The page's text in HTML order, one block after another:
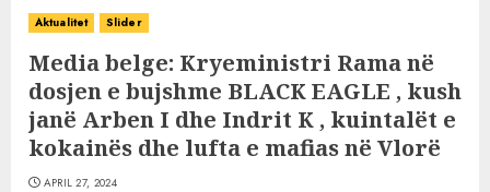
Aktualitet Slider
Media belge: Kryeministri Rama në
dosjen e bujshme BLACK EAGLE , kush
janë Arben I dhe Indrit K , kuintalët e
kokainës dhe lufta e mafias në Vlorë
APRIL 27, 2024